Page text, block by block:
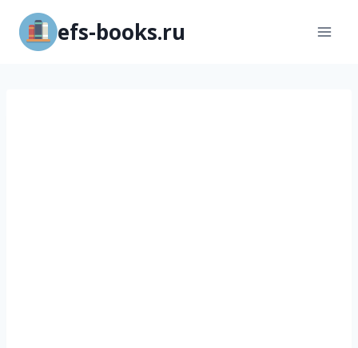
Перейти
содержимому
efs-books.ru